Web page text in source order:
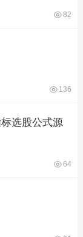
82
136
选股公式源
64